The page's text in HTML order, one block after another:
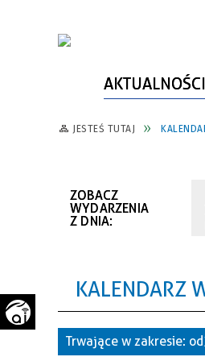
AKTUALNOŚCI
WŁADZE MIASTA
URZĄD STANU
STRATEGIE,
FUNDUSZE
INFORMACJE O
PARTNERZY, NGO
JEDNOSTKI
INWESTYCJE
POWIATOWY LIDER
SPORT
SZLAKI
ZAŁATW SPRAWĘ
BEZPIECZEŃSTWO
ZWIERZĘTA W
INFORMATOR
KOMUNIKACJA I
JESTEŚ TUTAJ
ZOBACZ
WYDARZENIA
Z DNIA:
KALENDARZ
Trwające w zakresie: